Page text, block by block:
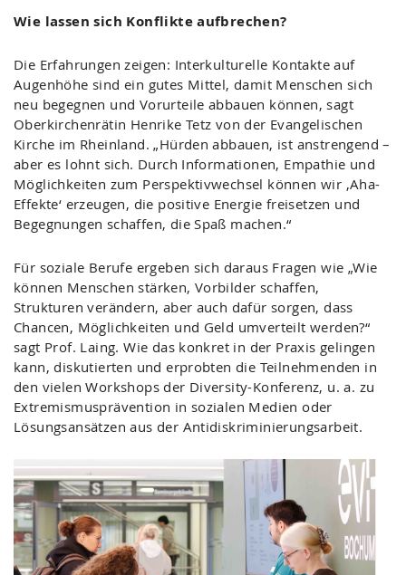
Wie lassen sich Konflikte aufbrechen?
Die Erfahrungen zeigen: Interkulturelle Kontakte auf
Augenhöhe sind ein gutes Mittel, damit Menschen sich
neu begegnen und Vorurteile abbauen können, sagt
Oberkirchenrätin Henrike Tetz von der Evangelischen
Kirche im Rheinland. „Hürden abbauen, ist anstrengend –
aber es lohnt sich. Durch Informationen, Empathie und
Möglichkeiten zum Perspektivwechsel können wir ‚Aha-
Effekte‘ erzeugen, die positive Energie freisetzen und
Begegnungen schaffen, die Spaß machen.“
Für soziale Berufe ergeben sich daraus Fragen wie „Wie
können Menschen stärken, Vorbilder schaffen,
Strukturen verändern, aber auch dafür sorgen, dass
Chancen, Möglichkeiten und Geld umverteilt werden?“
sagt Prof. Laing. Wie das konkret in der Praxis gelingen
kann, diskutierten und erprobten die Teilnehmenden in
den vielen Workshops der Diversity-Konferenz, u. a. zu
Extremismusprävention in sozialen Medien oder
Lösungsansätzen aus der Antidiskriminierungsarbeit.